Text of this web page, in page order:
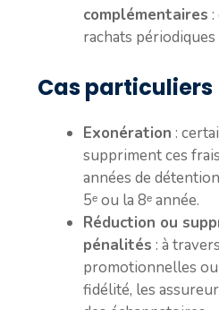
complémentaires
rachats
Cas particuliers
Exonération :
suppriment ces
années de
5ᵉ ou la 8ᵉ année.
Réduction ou
pénalités : à
promotionnelles
fidélité, les